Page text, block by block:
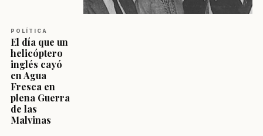
POLÍTICA
El día que un
helicóptero
inglés cayó
en Agua
Fresca en
plena Guerra
de las
Malvinas